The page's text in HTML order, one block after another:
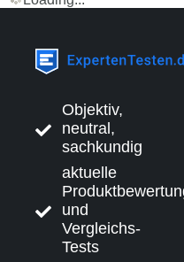
Objektiv,
neutral,
sachkundig
aktuelle
und
Vergleichs-
Tests